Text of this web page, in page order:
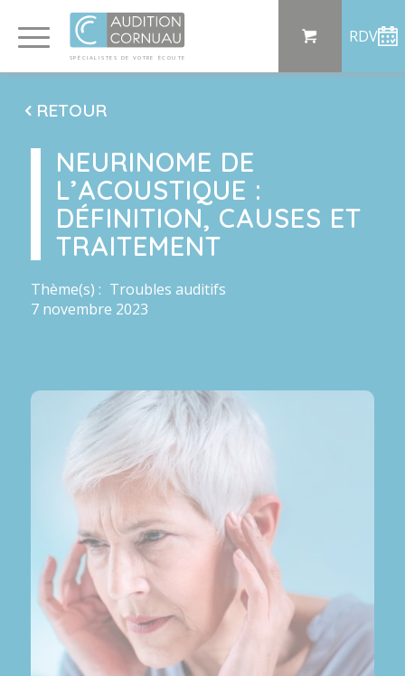
SP ÉCI AL I S TE S DE VO TRE ÉC OU TE
RDV
RETOUR
NEURINOME DE
L’ACOUSTIQUE :
DÉFINITION, CAUSES ET
TRAITEMENT
Thème(s) : Troubles auditifs
7 novembre 2023
Panneau de gestion des cookies